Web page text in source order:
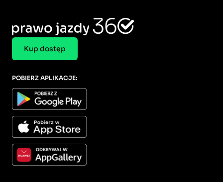
Kup dostęp
POBIERZ APLIKACJE: